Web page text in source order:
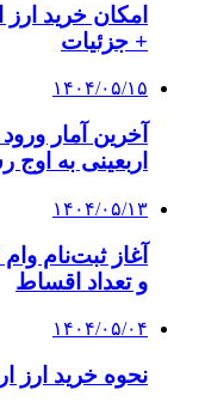
+ جزئیات
۱۴۰۴/۰۵/۱۵
آخرین آمار
اربعینی به اوج
۱۴۰۴/۰۵/۱۳
آغاز ثبت‌نام
و تعداد اقساط
۱۴۰۴/۰۵/۰۴
نحوه خرید ارز